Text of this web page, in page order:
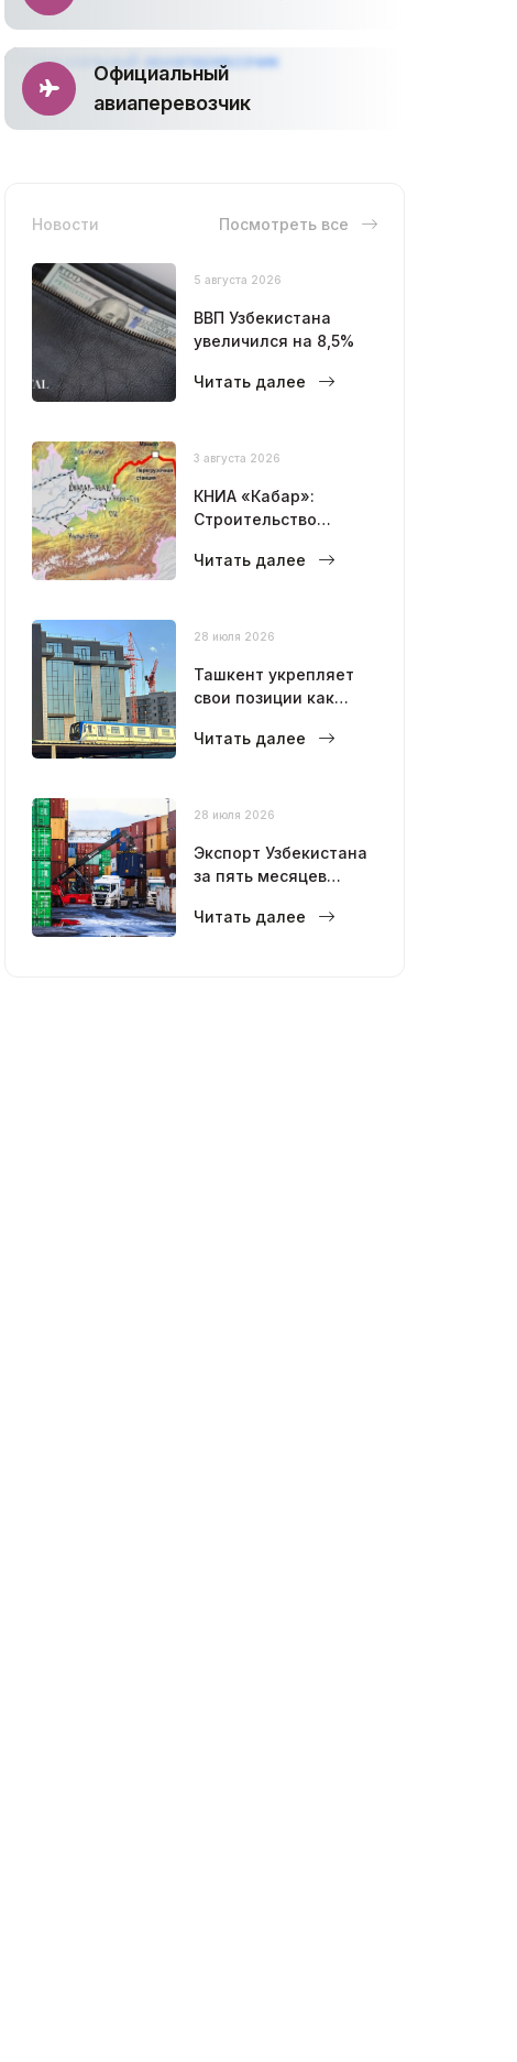
Официальный
авиаперевозчик
Новости Посмотреть все
5 августа 2026
ВВП Узбекистана
увеличился на 8,5%
Читать далее
3 августа 2026
КНИА «Кабар»:
Строительство
Китай–Кыргызстан–
опережением
Читать далее
28 июля 2026
Ташкент укрепляет
свои позиции как
мегаполис
Читать далее
28 июля 2026
Экспорт Узбекистана
за пять месяцев
долларов
Читать далее